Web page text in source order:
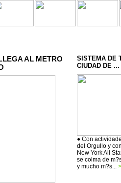
AL METRO
SISTEMA DE
CIUDAD DE ...
● Con
del Orgullo y
New York All
se colma de
y mucho m?s...